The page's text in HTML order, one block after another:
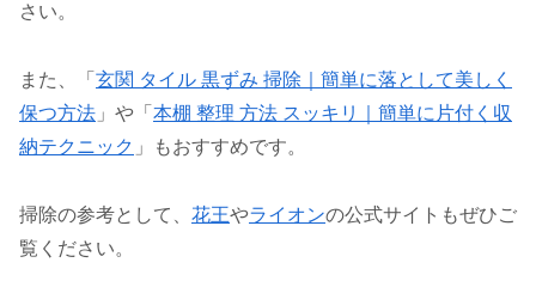
さい。
また、「 玄関 タイル 黒ずみ 掃除｜簡単に落として美しく
保つ方法 」や「 本棚 整理 方法 スッキリ｜簡単に片付く収
納テクニック 」もおすすめです。
掃除の参考として、 花王やライオンの公式サイトもぜひご
覧ください。